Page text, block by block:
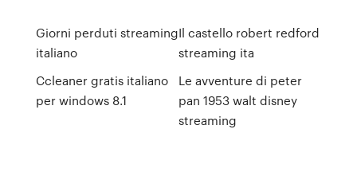
Giorni perduti streaming
italiano
Ccleaner gratis italiano
per windows 8.1
Il castello robert redford
streaming ita
Le avventure di peter
pan 1953 walt disney
streaming